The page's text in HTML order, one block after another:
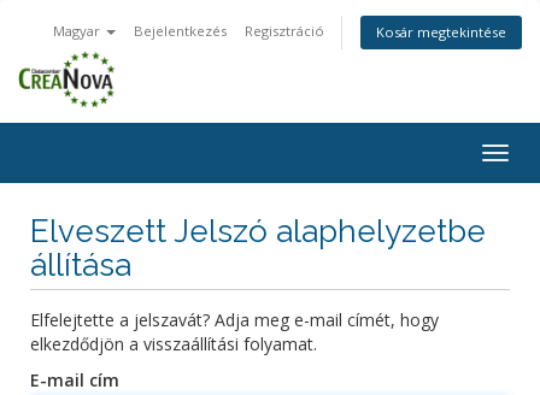
Magyar Bejelentkezés Regisztráció Kosár megtekintése
Elveszett Jelszó alaphelyzetbe
állítása
Elfelejtette a jelszavát? Adja meg e-mail címét, hogy
elkezdődjön a visszaállítási folyamat.
E-mail cím